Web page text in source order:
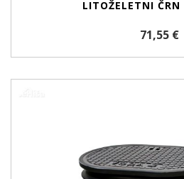
LITOŽELETNI ČRN
71,55 €